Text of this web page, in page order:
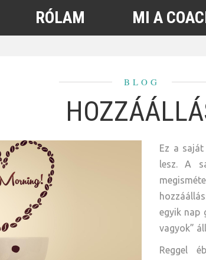
RÓLAM MI A
BLOG
Ez a
lesz. A
egyik nap
vagyok”
Reggel